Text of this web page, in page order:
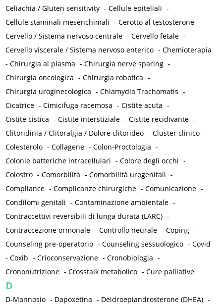
Celiachia / Gluten sensitivity -Cellule epiteliali -
Cellule staminali mesenchimali -Cerotto al testosterone -
Cervello / Sistema nervoso centrale -Cervello fetale -
Cervello viscerale / Sistema nervoso enterico -Chemioterapia
-Chirurgia al plasma -Chirurgia nerve sparing -
Chirurgia oncologica -Chirurgia robotica -
Chirurgia uroginecologica -Chlamydia Trachomatis -
Cicatrice -Cimicifuga racemosa -Cistite acuta -
Cistite cistica -Cistite interstiziale -Cistite recidivante -
Clitoridinia / Clitoralgia / Dolore clitorideo -Cluster clinico -
Colesterolo -Collagene -Colon-Proctologia -
Colonie batteriche intracellulari -Colore degli occhi -
Colostro -Comorbilità -Comorbilità urogenitali -
Compliance -Complicanze chirurgiche -Comunicazione -
Condilomi genitali -Contaminazione ambientale -
Contraccettivi reversibili di lunga durata (LARC) -
Contraccezione ormonale -Controllo neurale -Coping -
Counseling pre-operatorio -Counseling sessuologico -Covid
-Coxib -Crioconservazione -Cronobiologia -
Crononutrizione -Crosstalk metabolico -Cure palliative
D
D-Mannosio - Dapoxetina - Deidroepiandrosterone (DHEA) -